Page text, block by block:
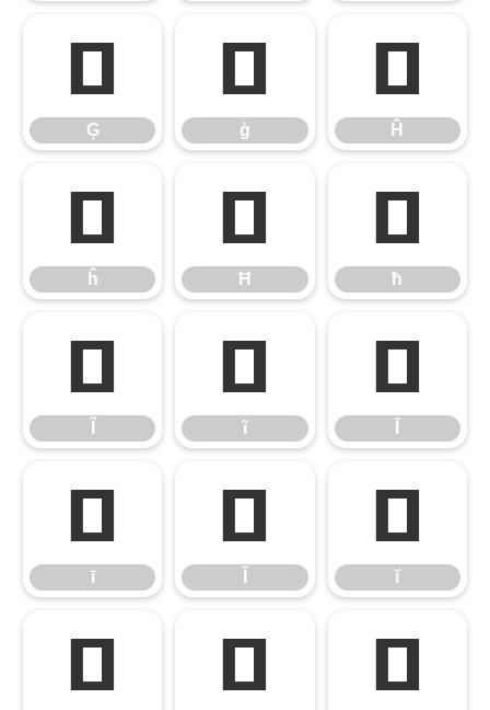
Ģ
Ģ
ģ
ģ
Ĥ
Ĥ
ĥ
ĥ
Ħ
Ħ
ħ
ħ
Ĩ ĩ
ĩ
Ī
ī
ī
Ĭ ĭ
ĭ
Į į İ